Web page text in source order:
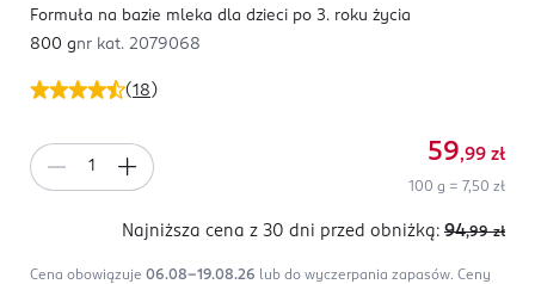
(18 )
Formuła na bazie mleka dla dzieci po 3. roku życia
800 gnr kat. 2079068
59,99 zł
100 g = 7,50 zł
Najniższa cena z 30 dni przed obniżką: 94,99 zł
Cena obowiązuje 06.08-19.08.26 lub do wyczerpania zapasów. Ceny